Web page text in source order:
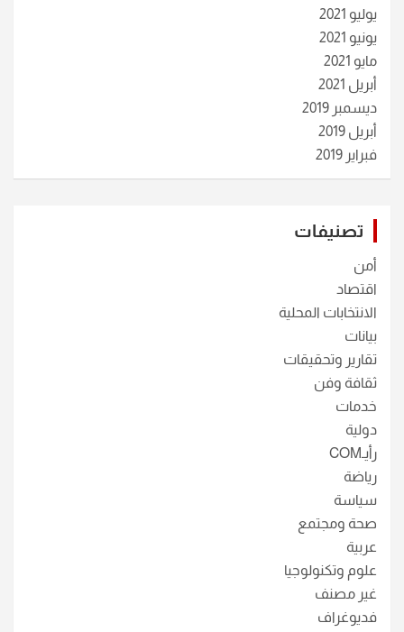
يوليو 2021
يونيو 2021
مايو 2021
أبريل 2021
ديسمبر 2019
أبريل 2019
فبراير 2019
تصنيفات
أمن
اقتصاد
الانتخابات المحلية
بيانات
تقارير وتحقيقات
ثقافة وفن
خدمات
دولية
رأيـCOM
رياضة
سياسة
صحة ومجتمع
عربية
علوم وتكنولوجيا
غير مصنف
فديوغراف